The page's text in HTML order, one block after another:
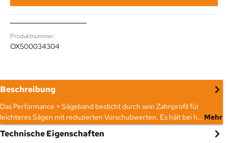
Produktnummer:
OX500034304
Beschreibung
Das Performance + Sägeband besticht durch sein Zahnprofil für
leichteres Sägen mit reduzierten Vorschubwerten. Es hält bei h… Mehr
Technische Eigenschaften